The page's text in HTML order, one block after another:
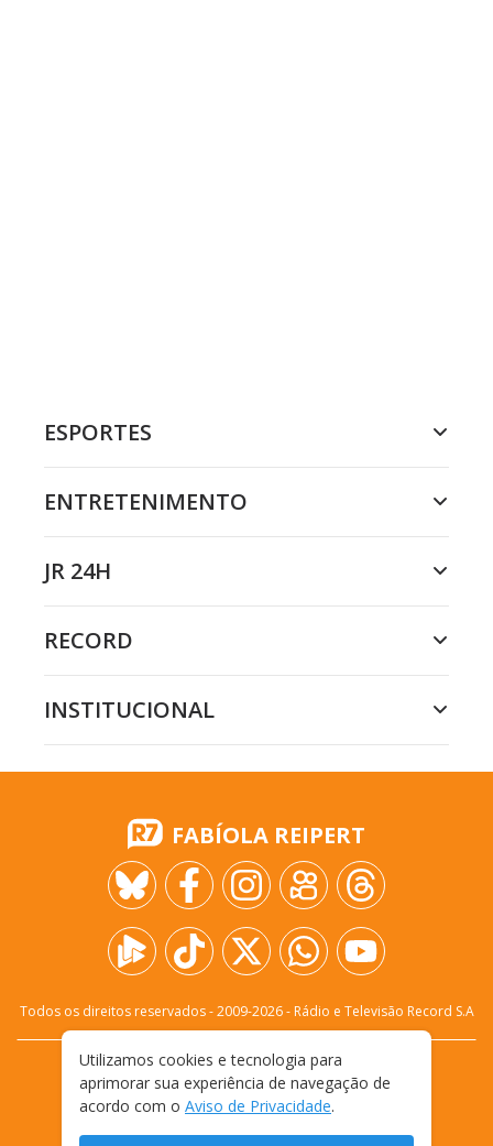
ESPORTES
ENTRETENIMENTO
JR 24H
RECORD
INSTITUCIONAL
FABÍOLA REIPERT
Todos os direitos reservados - 2009-2026- Rádio e Televisão Record S.A
FALE CONOSCO
PRIVACIDADE
TERMOS E CONDIÇÕES DE USO
Utilizamos cookies e tecnologia para
aprimorar sua experiência de navegação de
acordo com o Aviso de Privacidade.